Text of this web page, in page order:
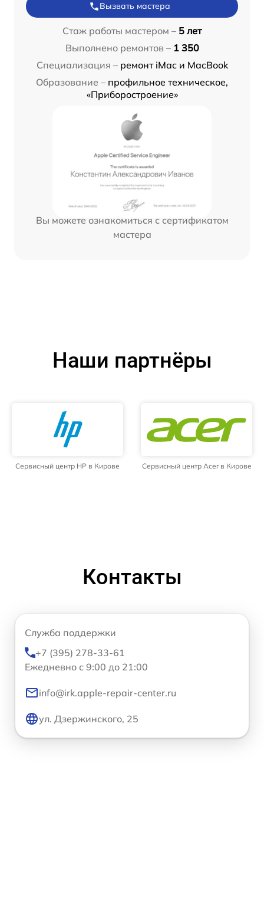
Вызвать мастера
Стаж работы мастером – 5 лет
Выполнено ремонтов – 1 350
Специализация – ремонт iMac и MacBook
Образование – профильное техническое,
«Приборостроение»
Вы можете ознакомиться с сертификатом
мастера
Наши партнёры
Сервисный центр HP в Кирове Сервисный центр Acer в Кирове
Контакты
Служба поддержки
+7 (395) 278-33-61
Ежедневно с 9:00 до 21:00
info@irk.apple-repair-center.ru
ул. Дзержинского, 25